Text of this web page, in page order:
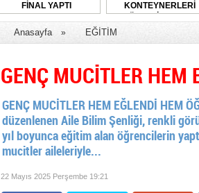
FİNAL YAPTI
KONTEYNERLERİ
DÜZENLİ OLARAK
DEZENFEKTE
Anasayfa » EĞİTİM
GENÇ MUCİTLER HEM
GENÇ MUCİTLER HEM EĞLENDİ HEM
düzenlenen Aile Bilim Şenliği, renkli
yıl boyunca eğitim alan öğrencilerin
mucitler aileleriyle...
22 Mayıs 2025 Perşembe 19:21